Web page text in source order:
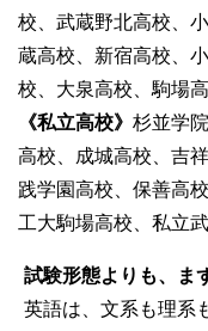
校、武蔵野北高校、
蔵高校、新宿高校、
校、大泉高校、駒場
《私立高校》 杉並学
高校、成城高校、吉
践学園高校、保善高
工大駒場高校、私立
試験形態よりも、ま
英語は、文系も理系